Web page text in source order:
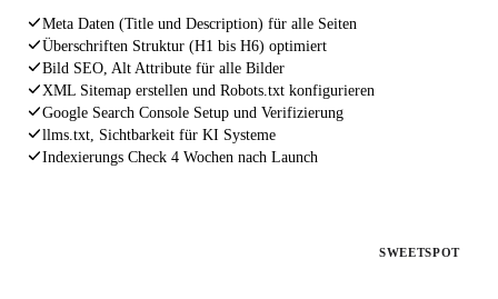
Meta Daten (Title und Description) für alle Seiten
Überschriften Struktur (H1 bis H6) optimiert
Bild SEO, Alt Attribute für alle Bilder
XML Sitemap erstellen und Robots.txt konfigurieren
Google Search Console Setup und Verifizierung
llms.txt, Sichtbarkeit für KI Systeme
Indexierungs Check 4 Wochen nach Launch
SWEETSPOT